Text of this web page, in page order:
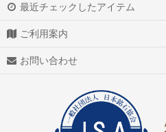
最近チェックしたアイテム
ご利用案内
お問い合わせ